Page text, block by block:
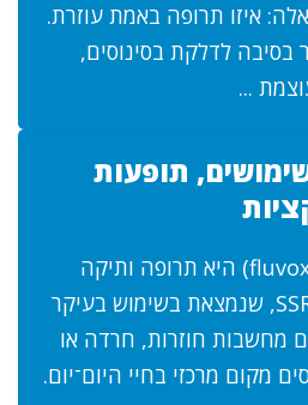
איזו תרופה באמת עוזרת.
לדלקת בסינוסים,
...
תופעות
פלובוקסאמין (fluvoxamine) היא תרופה ותיקה
ומוכרת ממשפחת ה-SSRI, שנמצאת בשימוש בעיקר
מחשבות חוזרות, חרדה או
מקום מרכזי בחיי היום־יום.